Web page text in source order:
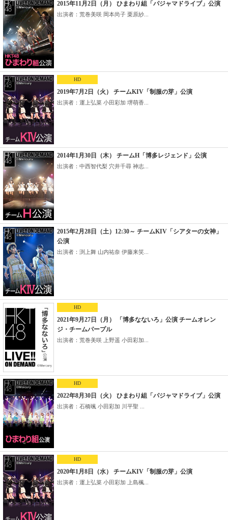
2015年11月2日（月） ひまわり組「パジャマドライブ」公演
出演者：荒巻美咲 岡本尚子 栗原紗...
HD
2019年7月2日（火） チームKIV「制服の芽」公演
出演者：運上弘菜 小田彩加 堺萌香...
2014年1月30日（木） チームH「博多レジェンド」公演
出演者：中西智代梨 穴井千尋 神志...
2015年2月28日（土）12:30～ チームKIV「シアターの女神」
公演
出演者：渕上舞 山内祐奈 伊藤来笑...
HD
2021年9月27日（月） 「博多なないろ」公演 チームオレン
ジ・チームパープル
出演者：荒巻美咲 上野遥 小田彩加...
HD
2022年8月30日（火） ひまわり組「パジャマドライブ」公演
出演者：石橋颯 小田彩加 川平聖 ...
HD
2020年1月8日（水） チームKIV「制服の芽」公演
出演者：運上弘菜 小田彩加 上島楓...